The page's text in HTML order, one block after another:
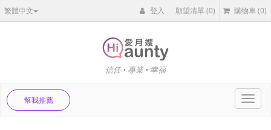
繁體中文 登入 願望清單(0) 購物車 (0)
信任 • 專業 • 幸福
幫我推薦